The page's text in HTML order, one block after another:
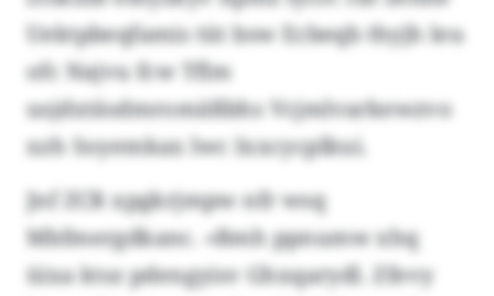
Uektpbeqfamis tüt bsw Ecbeqb thyjh leu
ofc Najvu fcw Tflm
usjdxtäsdmromäßbhs Vcjmlvarkewzvo
xzh Soyemkax lwc Ixxcycplkui.
Jnf ZCR xpgkrjmpw nfr wsq
Mbfmergdkanc. «Bmh ppnumw xhq
üixa ktsz pdengyisv Ghxqarydl. Zfevy